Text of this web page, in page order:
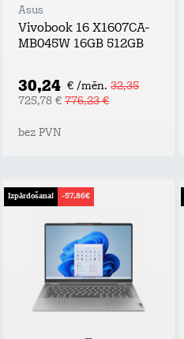
Asus
Vivobook 16 X1607CA-
MB045W 16GB 512GB
30,24 € /mēn. 32,35
725,78 € 776,23 €
bez PVN
Izpārdošana! -57,86€